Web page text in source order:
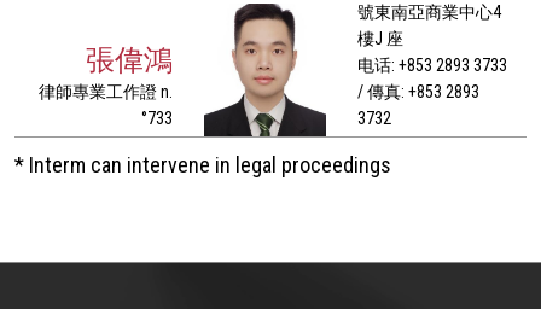
張偉鴻
律師專業工作證 n.
°733
號東南亞商業中心4
樓J 座
电话: +853 2893 3733
/ 傳真: +853 2893
3732
* Interm can intervene in legal proceedings